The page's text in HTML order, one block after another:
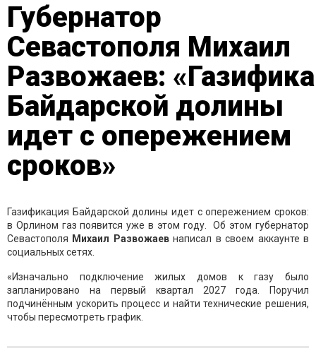
Губернатор
Севастополя Михаил
Развожаев:
Байдарской долины
идет с опережением
сроков»
Газификация Байдарской долины идет с опережением сроков:
в Орлином газ появится уже в этом году. Об этом губернатор
Севастополя Михаил Развожаевнаписал в своем аккаунте в
социальных сетях.
«Изначально подключение жилых домов к газу было
запланировано на первый квартал 2027 года. Поручил
подчинённым ускорить процесс и найти технические решения,
чтобы пересмотреть график.